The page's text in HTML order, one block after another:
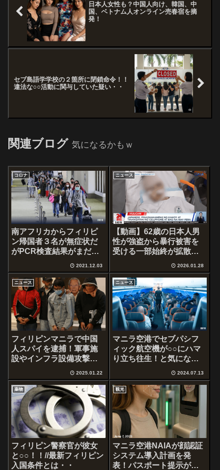
日本人女性も？中国人向け、韓国、中
国、ベトナム人オンライン売春宿を摘
発！
セブ島語学学校の２箇所に閉鎖命令！！
違法な○○活動に関与していた疑い・・
関連ブログ 気になるかもｗ
コロナ
南アフリカからフィリピ
ン帰国者３名が無症状だ
がPCR検査結果がまだの
2021.12.03
ニュース
【動画】62歳の日本人男
性が強盗から暴行被害を
受ける一部始終が拡散さ
2026.01.28
ニュース
フィリピンマニラで中国
人スパイを逮捕！軍事施
設やインフラ設備攻撃が
2025.01.22
ニュース
マニラ空港でセブパシフ
ィック航空機が○○にハマ
り立ち往生！と気になる
2024.07.13
薬物
フィリピン警察官が彼女
と○○！！//最新フィリピン
入国条件とは・・
観光
マニラ空港NAIAが顔認証
システム導入計画を発
表！パスポート提示が不